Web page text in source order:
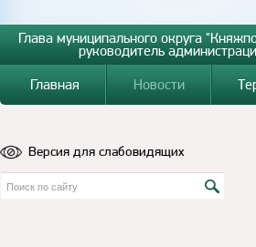
Глава муниципального округа
руководитель
Главная
Новости
Версия для слабовидящих